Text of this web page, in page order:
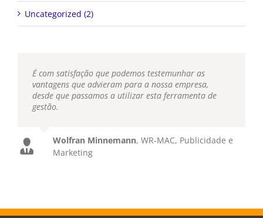
Uncategorized (2)
É com satisfação que podemos testemunhar as
vantagens que advieram para a nossa empresa,
desde que passamos a utilizar esta ferramenta de
gestão.
Wolfran Minnemann, WR-MAC, Publicidade e
Marketing